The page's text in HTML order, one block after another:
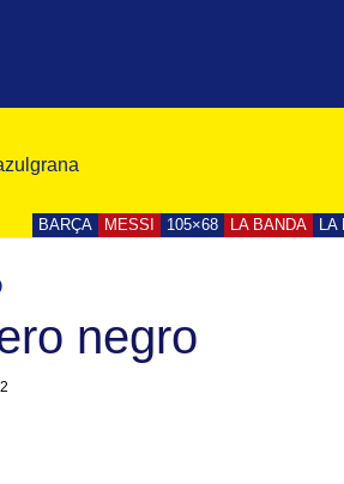
BARÇA MESSI 105×68 LA BANDA LA
negro